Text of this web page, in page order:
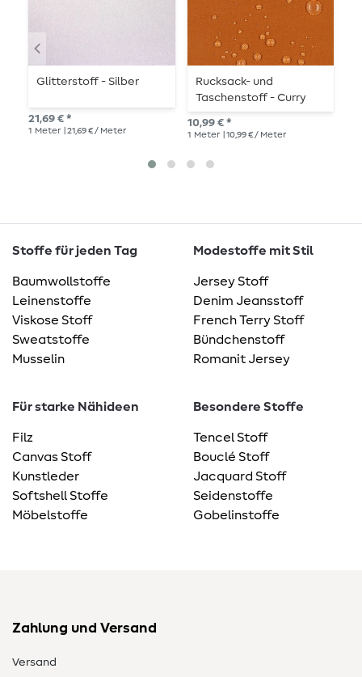
Glitterstoff - Silber
21,69 € *
1 Meter | 21,69 € / Meter
Rucksack- und
Taschenstoff - Curry
10,99 € *
1 Meter | 10,99 € / Meter
Stoffe für jeden Tag
Baumwollstoffe
Leinenstoffe
Viskose Stoff
Sweatstoffe
Musselin
Modestoffe mit Stil
Jersey Stoff
Denim Jeansstoff
French Terry Stoff
Bündchenstoff
Romanit Jersey
Für starke Nähideen
Filz
Canvas Stoff
Kunstleder
Softshell Stoffe
Möbelstoffe
Besondere Stoffe
Tencel Stoff
Bouclé Stoff
Jacquard Stoff
Seidenstoffe
Gobelinstoffe
Zahlung und Versand
Versand